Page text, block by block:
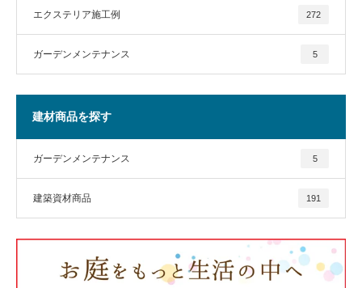
エクステリア施工例 272
ガーデンメンテナンス 5
建材商品を探す
ガーデンメンテナンス 5
建築資材商品 191